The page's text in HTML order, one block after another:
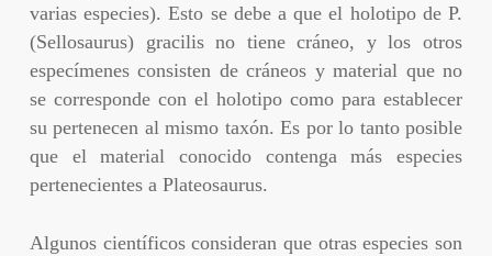
varias especies). Esto se debe a que el holotipo de P.
(Sellosaurus) gracilis no tiene cráneo, y los otros
especímenes consisten de cráneos y material que no
se corresponde con el holotipo como para establecer
su pertenecen al mismo taxón. Es por lo tanto posible
que el material conocido contenga más especies
pertenecientes a Plateosaurus.
Algunos científicos consideran que otras especies son